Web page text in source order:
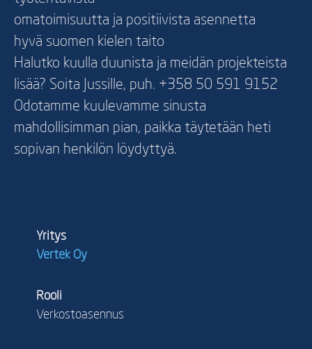
omatoimisuutta ja positiivista asennetta
hyvä suomen kielen taito
Halutko kuulla duunista ja meidän projekteista
lisää? Soita Jussille, puh. +358 50 591 9152
Odotamme kuulevamme sinusta
mahdollisimman pian, paikka täytetään heti
sopivan henkilön löydyttyä.
Yritys
Vertek Oy
Rooli
Verkostoasennus